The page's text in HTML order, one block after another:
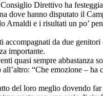
Direttivo ha
dove hanno disputato il
Arnaldi e i risultati un po’
accompagnati da due
importante.
quasi sempre abbastanza
“Che emozione –
del loro meglio dovendo